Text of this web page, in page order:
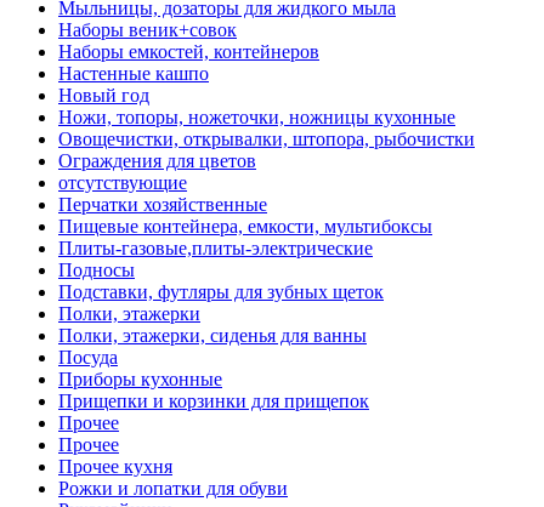
Мыльницы, дозаторы для жидкого мыла
Наборы веник+совок
Наборы емкостей, контейнеров
Настенные кашпо
Новый год
Ножи, топоры, ножеточки, ножницы кухонные
Овощечистки, открывалки, штопора, рыбочистки
Ограждения для цветов
отсутствующие
Перчатки хозяйственные
Пищевые контейнера, емкости, мультибоксы
Плиты-газовые,плиты-электрические
Подносы
Подставки, футляры для зубных щеток
Полки, этажерки
Полки, этажерки, сиденья для ванны
Посуда
Приборы кухонные
Прищепки и корзинки для прищепок
Прочее
Прочее
Прочее кухня
Рожки и лопатки для обуви